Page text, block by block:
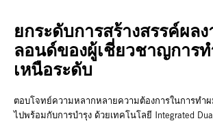
ยกระดับการสร้างสรรค์ผล
ลอนด์ของผู้เชี่ยวชาญการ
เหนือระดับ
ตอบโจทย์ความหลากหลายความต้องการในการทำ
ไปพร้อมกับการบำรุง ด้วยเทคโนโลยี Integrated